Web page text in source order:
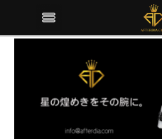
低価格アフターダイヤの専門店「ア